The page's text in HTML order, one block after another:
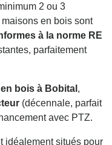
2 ou 3
en bois sont
à la norme RE
parfaitement
bois à Bobital ,
(décennale, parfait
avec PTZ.
idéalement situés pour